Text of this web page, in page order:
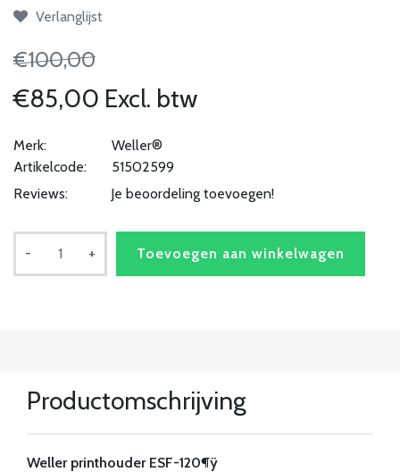
Verlanglijst
€100,00
€85,00 Excl. btw
Merk:
Weller®
Artikelcode:
51502599
Reviews:
Je beoordeling toevoegen!
- + Toevoegen aan winkelwagen
Productomschrijving
Weller printhouder ESF-120¶ÿ